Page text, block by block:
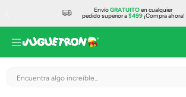
EnvíoGRATUITOen cualquier
pedido superior a$499¡Compra ahora!
Encuentra algo increíble...